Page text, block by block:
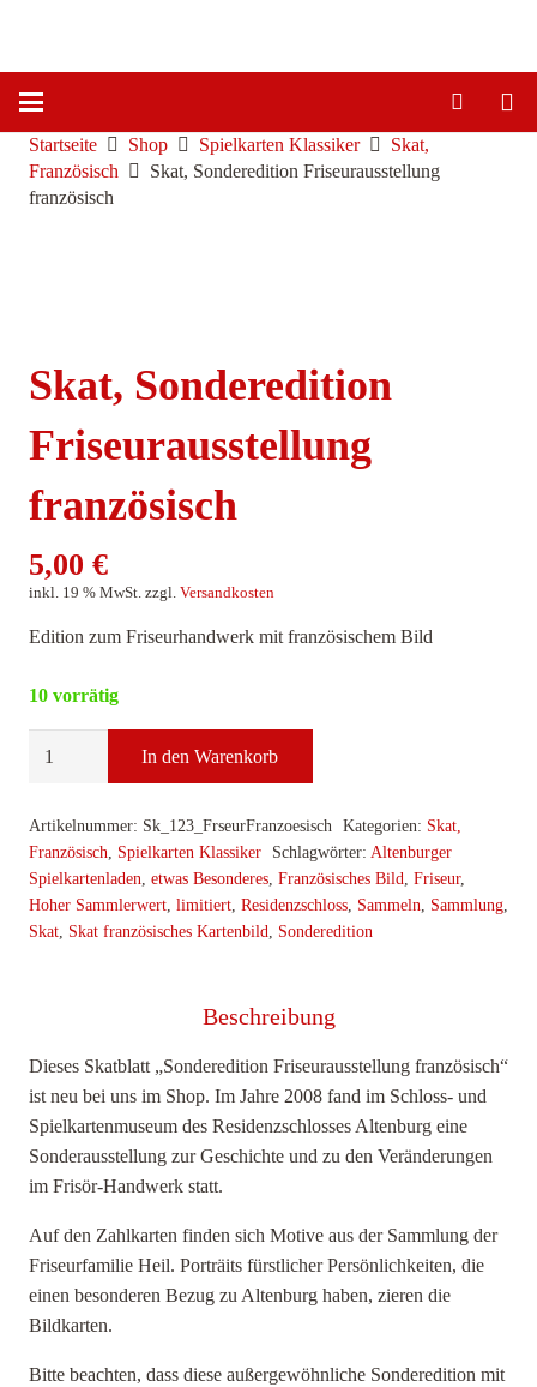
Startseite Shop Spielkarten Klassiker
Skat,
Französisch
Skat, Sonderedition Friseurausstellung
französisch
Skat, Sonderedition
Friseurausstellung
französisch
5,00 €
inkl. 19 % MwSt. zzgl. Versandkosten
Edition zum Friseurhandwerk mit französischem Bild
10 vorrätig
französisch
Menge
In den Warenkorb
Artikelnummer: Sk_123_FrseurFranzoesisch Kategorien: Skat,
Französisch
Spielkarten Klassiker Schlagwörter: Altenburger
Spielkartenladen etwas Besonderes Französisches Bild Friseur,
Hoher Sammlerwert limitiert Residenzschloss Sammeln Sammlung
Skat Skat französisches Kartenbild Sonderedition
Beschreibung
Dieses Skatblatt „Sonderedition Friseurausstellung französisch“
ist neu bei uns im Shop. Im Jahre 2008 fand im Schloss- und
Spielkartenmuseum des Residenzschlosses Altenburg eine
Sonderausstellung zur Geschichte und zu den Veränderungen
im Frisör-Handwerk statt.
Auf den Zahlkarten finden sich Motive aus der Sammlung der
Friseurfamilie Heil. Porträits fürstlicher Persönlichkeiten, die
einen besonderen Bezug zu Altenburg haben, zieren die
Bildkarten.
Bitte beachten, dass diese außergewöhnliche Sonderedition mit